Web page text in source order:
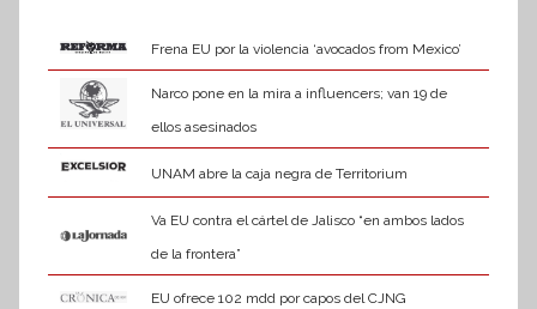
a
Frena EU por la violencia ‘avocados from Mexico’
Narco pone en la mira a influencers; van 19 de
ellos asesinados
UNAM abre la caja negra de Territorium
Va EU contra el cártel de Jalisco “en ambos lados
de la frontera”
EU ofrece 102 mdd por capos del CJNG